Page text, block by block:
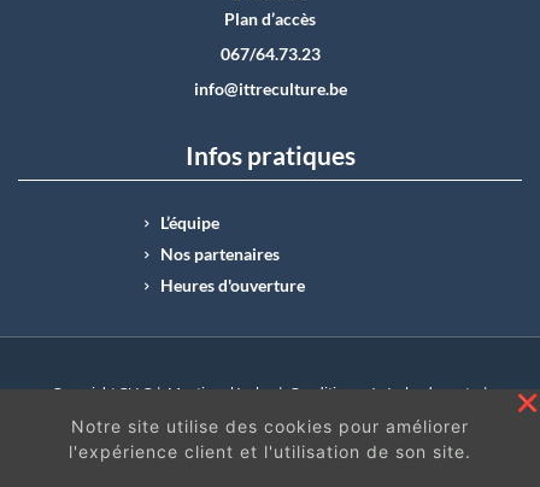
Plan d’accès
067/64.73.23
info@ittreculture.be
Infos pratiques
L’équipe
Nos partenaires
Heures d'ouverture
Copyright CLI © | Mentions légales | Conditions générales de vente |
N°Entreprise : BE0414.742.009 |
BE50 0012 6285 4518
Notre site utilise des cookies pour améliorer
l'expérience client et l'utilisation de son site.